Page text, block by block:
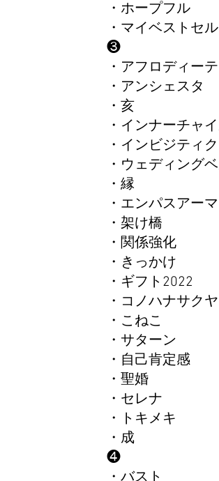
・ホープフル
・マイベスト
​❸
・アフロディーテ
・アンシェスタ
・亥
・インナーチャ
・インビジティ
・ウェディング
・縁
・エンパスアー
・架け橋
・関係強化
・きっかけ
・ギフト2022
・コノハナサク
・こねこ
・サターン
・自己肯定感
・聖婚
・セレナ
・トキメキ
・成
❹
・バスト